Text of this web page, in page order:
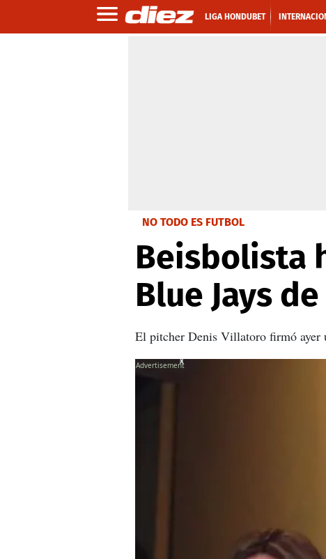
LIGA HONDUBET
NO TODO ES FUTBOL
Beisbolista
Blue Jays
El pitcher Denis Villatoro firmó ayer
X